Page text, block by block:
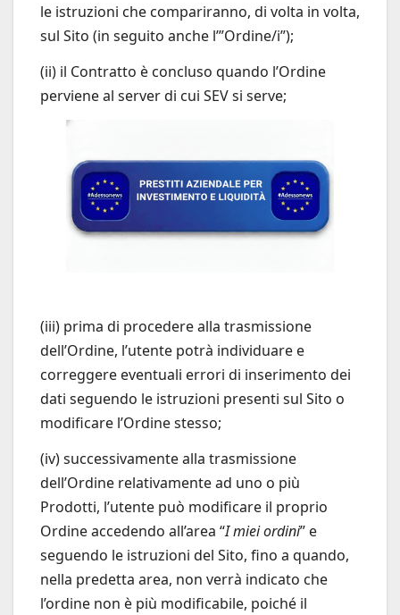
le istruzioni che compariranno, di volta in volta,
sul Sito (in seguito anche l’”Ordine/i”);
(ii) il Contratto è concluso quando l’Ordine
perviene al server di cui SEV si serve;
(iii) prima di procedere alla trasmissione
dell’Ordine, l’utente potrà individuare e
correggere eventuali errori di inserimento dei
dati seguendo le istruzioni presenti sul Sito o
modificare l’Ordine stesso;
(iv) successivamente alla trasmissione
dell’Ordine relativamente ad uno o più
Prodotti, l’utente può modificare il proprio
Ordine accedendo all’area “I miei ordini” e
seguendo le istruzioni del Sito, fino a quando,
nella predetta area, non verrà indicato che
l’ordine non è più modificabile, poiché il